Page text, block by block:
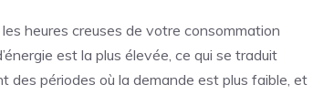
heures creuses de votre consommation
est la plus élevée, ce qui se traduit
des périodes où la demande est plus faible, et